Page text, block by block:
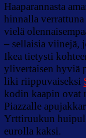
Haaparannasta
hinnalla
vielä
– sellaisia viinejä,
Ikea tietysti
ylivertaisen hyviä
liki riippuvaiseksi
kodin kaapin ovat
Piazzalle
Yrttiruukun
eurolla kaksi.